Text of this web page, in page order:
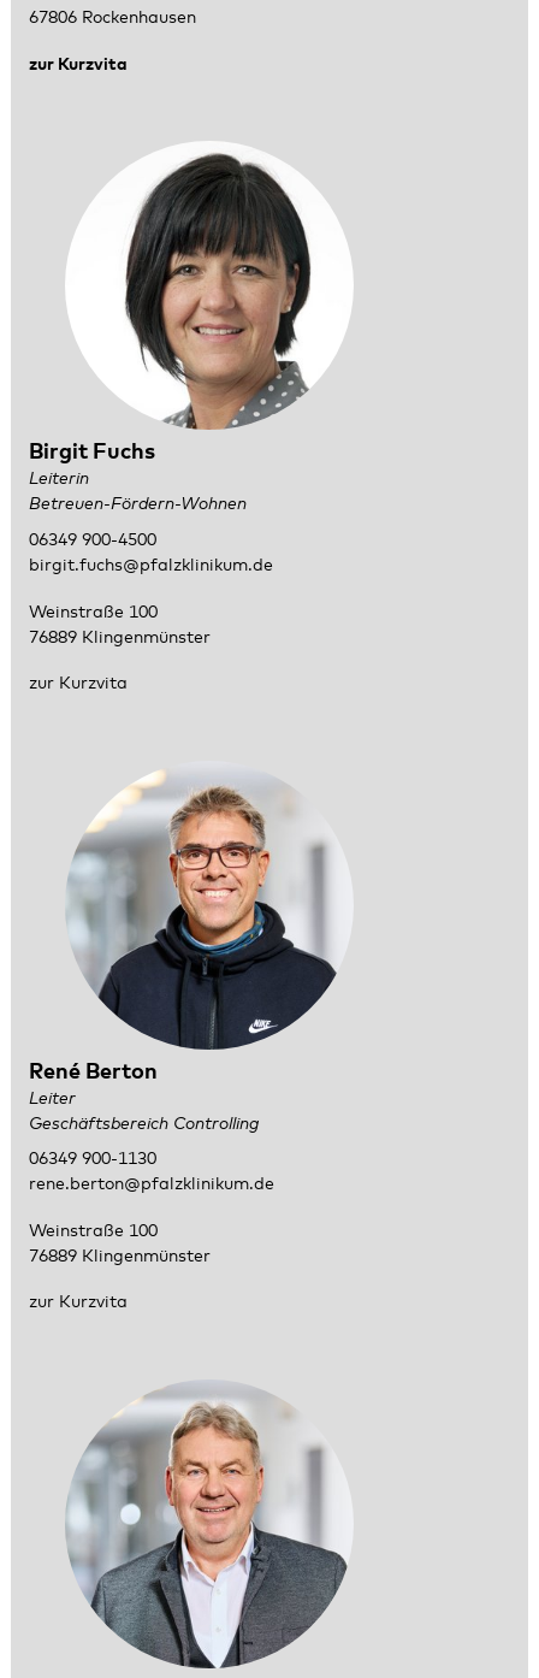
67806 Rockenhausen
zur Kurzvita
Birgit Fuchs
Leiterin
Betreuen-Fördern-Wohnen
06349 900-4500
birgit.fuchs@pfalzklinikum.de
Weinstraße 100
76889 Klingenmünster
zur Kurzvita
René Berton
Leiter
Geschäftsbereich Controlling
06349 900-1130
rene.berton@pfalzklinikum.de
Weinstraße 100
76889 Klingenmünster
zur Kurzvita